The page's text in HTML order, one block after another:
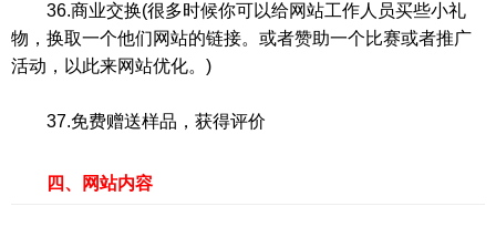
36.商业交换(很多时候你可以给网站工作人员买些小礼
物，换取一个他们网站的链接。或者赞助一个比赛或者推广
活动，以此来网站优化。)
37.免费赠送样品，获得评价
四、网站内容